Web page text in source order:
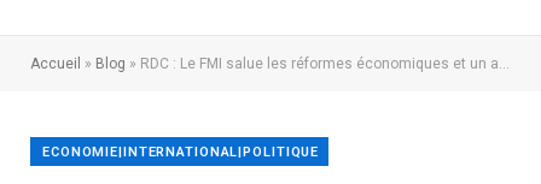
Accueil » Blog » RDC : Le FMI salue les réformes économiques et un appui historique de 400 millions USD attendu
ECONOMIE|INTERNATIONAL|POLITIQUE